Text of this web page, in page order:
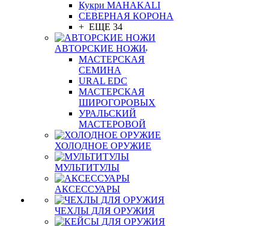
Кукри MAHAKALI
СЕВЕРНАЯ КОРОНА
+ ЕЩЕ 34
АВТОРСКИЕ НОЖИ
МАСТЕРСКАЯ
СЕМИНА
URAL EDC
МАСТЕРСКАЯ
ШИРОГОРОВЫХ
УРАЛЬСКИЙ
МАСТЕРОВОЙ
ХОЛОДНОЕ ОРУЖИЕ
МУЛЬТИТУЛЫ
АКСЕССУАРЫ
ЧЕХЛЫ ДЛЯ ОРУЖИЯ